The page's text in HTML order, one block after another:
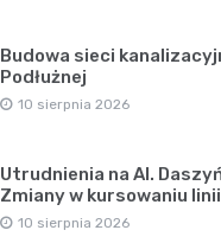
Budowa sieci
Podłużnej
10 sierpnia 2026
Utrudnienia na Al.
Zmiany w kursowaniu
10 sierpnia 2026